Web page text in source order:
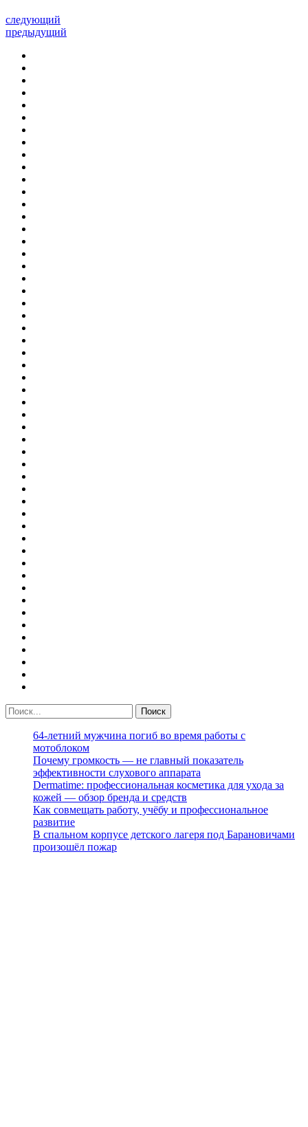
следующий
предыдущий
64-летний мужчина погиб во время работы с
мотоблоком
Почему громкость — не главный показатель
эффективности слухового аппарата
Dermatime: профессиональная косметика для ухода за
кожей — обзор бренда и средств
Как совмещать работу, учёбу и профессиональное
развитие
В спальном корпусе детского лагеря под Барановичами
произошёл пожар